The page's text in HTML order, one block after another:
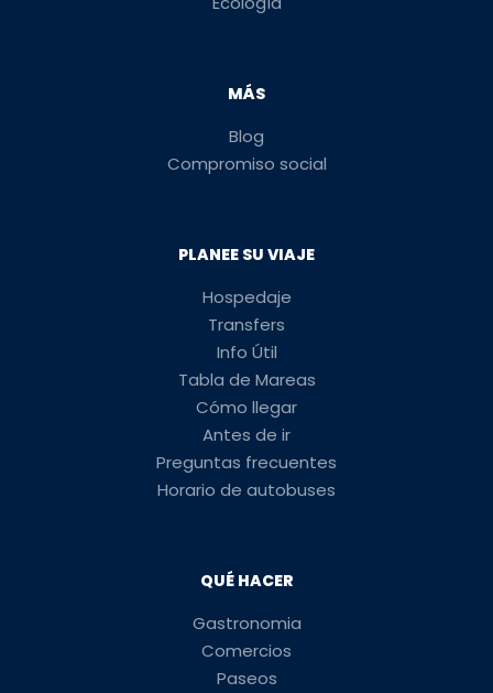
MÁS
Blog
Compromiso social
PLANEE SU VIAJE
Hospedaje
Transfers
Info Útil
Tabla de Mareas
Cómo llegar
Antes de ir
Preguntas frecuentes
Horario de autobuses
QUÉ HACER
Gastronomia
Comercios
Paseos